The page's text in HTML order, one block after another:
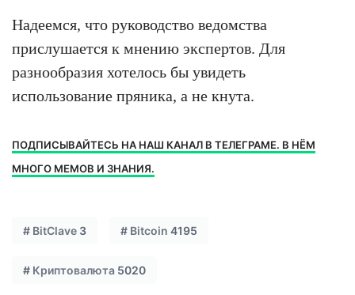
Надеемся, что руководство ведомства
прислушается к мнению экспертов. Для
разнообразия хотелось бы увидеть
использование пряника, а не кнута.
ПОДПИСЫВАЙТЕСЬ НА НАШ КАНАЛ В ТЕЛЕГРАМЕ. В НЁМ
МНОГО МЕМОВ И ЗНАНИЯ.
# BitClave 3 # Bitcoin 4195
# Криптовалюта 5020